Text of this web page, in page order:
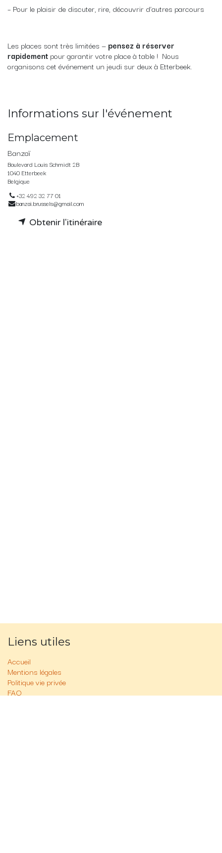
– Pour le plaisir de discuter, rire, découvrir d’autres parcours
Les places sont très limitées — pensez à réserver
rapidement pour garantir votre place à table ! Nous
organisons cet événement un jeudi sur deux à Etterbeek.
Informations sur l'événement
Emplacement
Banzaï
Boulevard Louis Schmidt 2B
1040 Etterbeek
Belgique
+32 492 32 77 01
banzai.brussels@gmail.com
Obtenir l'itinéraire
Liens utiles
Accueil
Mentions légales
Politique vie privée
FAQ